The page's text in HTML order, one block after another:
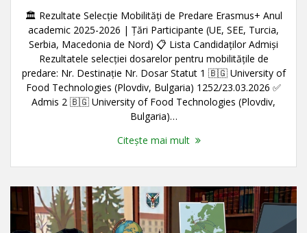
🏛️ Rezultate Selecție Mobilități de Predare Erasmus+ Anul
academic 2025-2026 | Țări Participante (UE, SEE, Turcia,
Serbia, Macedonia de Nord) 📋 Lista Candidaților Admiși
Rezultatele selecției dosarelor pentru mobilitățile de
predare: Nr. Destinație Nr. Dosar Statut 1 🇧🇬 University of
Food Technologies (Plovdiv, Bulgaria) 1252/23.03.2026 ✅
Admis 2 🇧🇬 University of Food Technologies (Plovdiv,
Bulgaria)…
Citește mai mult